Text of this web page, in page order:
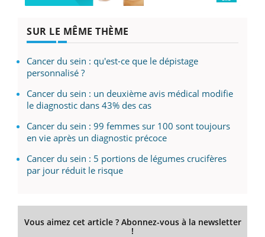
SUR LE MÊME THÈME
Cancer du sein : qu'est-ce que le dépistage
personnalisé ?
Cancer du sein : un deuxième avis médical modifie
le diagnostic dans 43% des cas
Cancer du sein : 99 femmes sur 100 sont toujours
en vie après un diagnostic précoce
Cancer du sein : 5 portions de légumes crucifères
par jour réduit le risque
Vous aimez cet article ? Abonnez-vous à la newsletter
!